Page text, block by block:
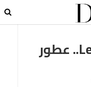
Classique و Le Mâle.. عطور